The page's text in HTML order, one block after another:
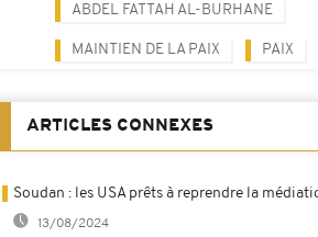
ABDEL FATTAH AL-BURHANE
MAINTIEN DE LA PAIX PAIX
ARTICLES CONNEXES
Soudan : les USA prêts à reprendre la
13/08/2024